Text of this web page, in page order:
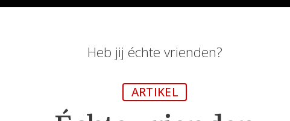
Heb jij échte vrienden?
ARTIKEL